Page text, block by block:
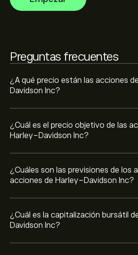
Preguntas frecuentes
¿A qué precio están las acciones
Davidson Inc?
¿Cuál es el precio objetivo de las
Harley-Davidson Inc?
¿Cuáles son las previsiones de los
acciones de Harley-Davidson Inc?
conocer la evolución futura de los
¿Cuál es la capitalización bursátil
Davidson Inc?
Basado en las recomendaciones de
Mantenga.